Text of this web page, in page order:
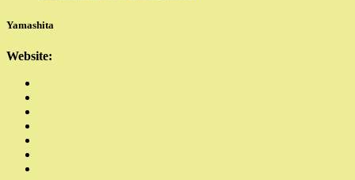
Yamashita
Website: